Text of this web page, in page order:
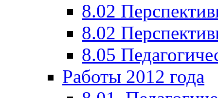
8.02
8.02
8.05
Работы 2012 года